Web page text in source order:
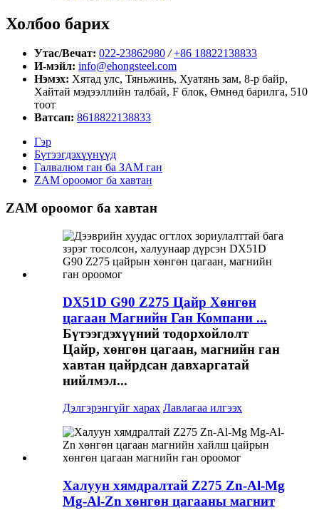
Холбоо барих
Утас/Вечат: 022-23862980 / +86 18822138833
И-мэйл: info@ehongsteel.com
Нэмэх: Хятад улс, Тяньжинь, Хуатянь зам, 8-р байр,
Хайтай мэдээллийн талбай, F блок, Өмнөд барилга, 510
тоот
Ватсап: 8618822138833
Гэр
Бүтээгдэхүүнүүд
Галвалюм ган ба ЗАМ ган
ZAM ороомог ба хавтан
ZAM ороомог ба хавтан
DX51D G90 Z275 Цайр Хөнгөн
цагаан Магнийн Ган Компани ...
Бүтээгдэхүүний тодорхойлолт
Цайр, хөнгөн цагаан, магнийн ган
хавтан цайрдсан давхаргатай
нийлмэл...
Дэлгэрэнгүйг харах Лавлагаа илгээх
Халуун хямдралтай Z275 Zn-Al-Mg
Mg-Al-Zn хөнгөн цагааны магнит